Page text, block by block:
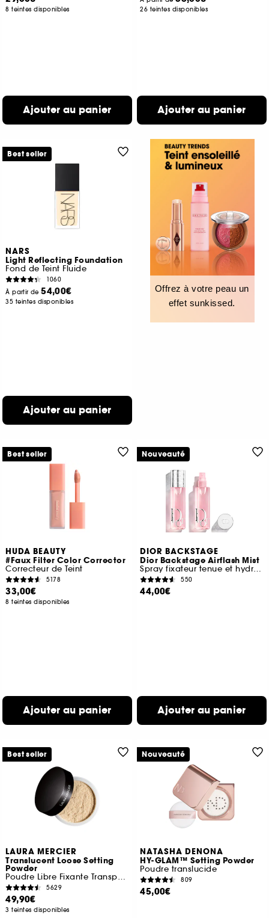
8 teintes disponibles
Ajouter au panier
26 teintes disponibles
Ajouter au panier
NARS
Light Reflecting Foundation
Fond de Teint Fluide
1060
À partir de54,00€
35 teintes disponibles
Ajouter au panier
Best seller
Offrez à votre peau un
effet sunkissed.
HUDA BEAUTY
#Faux Filter Color Corrector
Correcteur de Teint
5178
33,00€
8 teintes disponibles
Ajouter au panier
Best seller
DIOR BACKSTAGE
Dior Backstage Airflash Mist
Spray fixateur tenue et hydratation 24 h
550
44,00€
Ajouter au panier
Nouveauté
LAURA MERCIER
Translucent Loose Setting
Powder
Poudre Libre Fixante Transparente
5629
49,90€
3 teintes disponibles
Best seller
NATASHA DENONA
HY-GLAM™ Setting Powder
Poudre translucide
809
45,00€
Nouveauté